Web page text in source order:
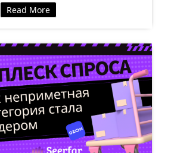
«Новосемейкино» (включая
Read More